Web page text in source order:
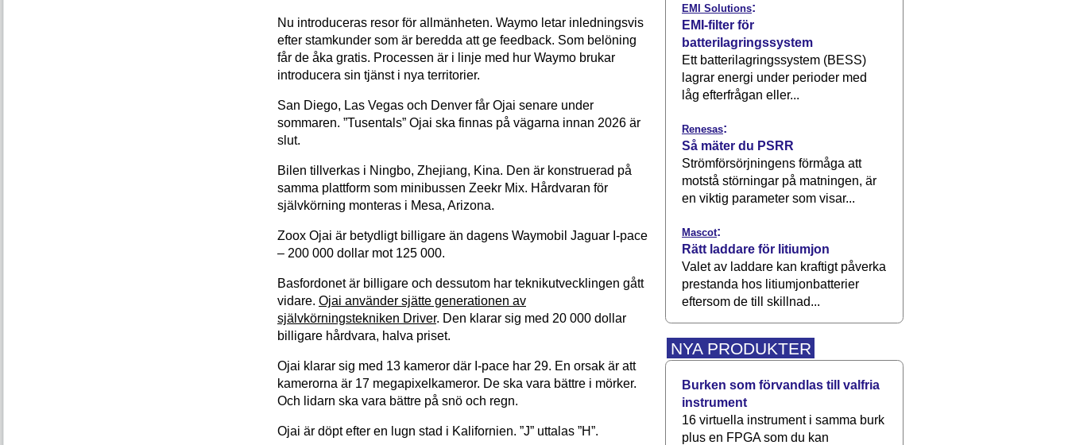
Nu introduceras resor för allmänheten. Waymo letar inledningsvis
efter stamkunder som är beredda att ge feedback. Som belöning
får de åka gratis. Processen är i linje med hur Waymo brukar
introducera sin tjänst i nya territorier.
San Diego, Las Vegas och Denver får Ojai senare under
sommaren. ”Tusentals” Ojai ska finnas på vägarna innan 2026 är
slut.
Bilen tillverkas i Ningbo, Zhejiang, Kina. Den är konstruerad på
samma plattform som minibussen Zeekr Mix. Hårdvaran för
självkörning monteras i Mesa, Arizona.
Zoox Ojai är betydligt billigare än dagens Waymobil Jaguar I-pace
– 200 000 dollar mot 125 000.
Basfordonet är billigare och dessutom har teknikutvecklingen gått
vidare. Ojai använder sjätte generationen av
självkörningstekniken Driver. Den klarar sig med 20 000 dollar
billigare hårdvara, halva priset.
Ojai klarar sig med 13 kameror där I-pace har 29. En orsak är att
kamerorna är 17 megapixelkameror. De ska vara bättre i mörker.
Och lidarn ska vara bättre på snö och regn.
Ojai är döpt efter en lugn stad i Kalifornien. ”J” uttalas ”H”.
EMI Solutions:
EMI-filter för
batterilagringssystem
Ett batterilagringssystem (BESS)
lagrar energi under perioder med
låg efterfrågan eller...
Renesas:
Så mäter du PSRR
Strömförsörjningens förmåga att
motstå störningar på matningen, är
en viktig parameter som visar...
Mascot:
Rätt laddare för litiumjon
Valet av laddare kan kraftigt påverka
prestanda hos litiumjonbatterier
eftersom de till skillnad...
NYA PRODUKTER
Burken som förvandlas till valfria
instrument
16 virtuella instrument i samma burk
plus en FPGA som du kan